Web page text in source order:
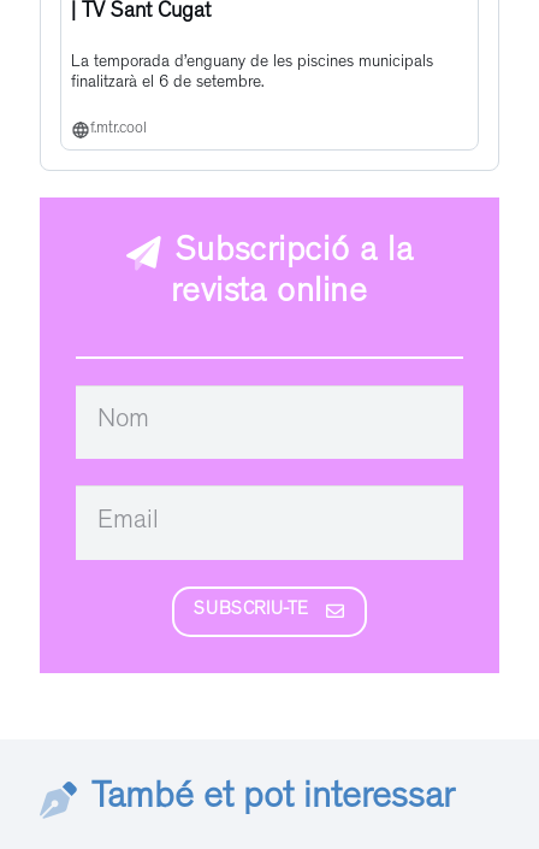
| TV Sant Cugat
La temporada d’enguany de les piscines municipals
finalitzarà el 6 de setembre.
f.mtr.cool
Subscripció a la
revista online
SUBSCRIU-TE
També et pot interessar